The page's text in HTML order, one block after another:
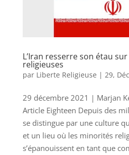
L’Iran resserre son étau
religieuses
par Liberte Religieuse | 29,
29 décembre 2021 | Marjan
Article Eighteen Depuis des
se distingue par une culture
et un lieu où les minorités
s’épanouissent en tant que